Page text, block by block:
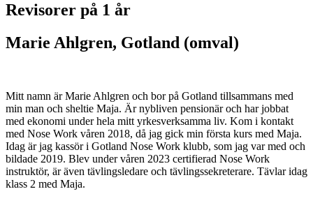
Revisorer på 1 år
Marie Ahlgren, Gotland (omval)
Mitt namn är Marie Ahlgren och bor på Gotland tillsammans med
min man och sheltie Maja. Är nybliven pensionär och har jobbat
med ekonomi under hela mitt yrkesverksamma liv. Kom i kontakt
med Nose Work våren 2018, då jag gick min första kurs med Maja.
Idag är jag kassör i Gotland Nose Work klubb, som jag var med och
bildade 2019. Blev under våren 2023 certifierad Nose Work
instruktör, är även tävlingsledare och tävlingssekreterare. Tävlar idag
klass 2 med Maja.